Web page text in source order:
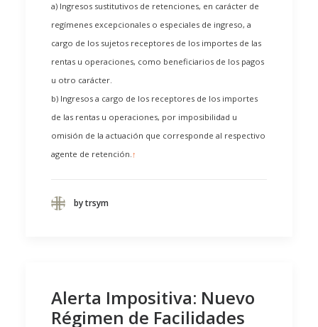
a) Ingresos sustitutivos de retenciones, en carácter de
regímenes excepcionales o especiales de ingreso, a
cargo de los sujetos receptores de los importes de las
rentas u operaciones, como beneficiarios de los pagos
u otro carácter.
b) Ingresos a cargo de los receptores de los importes
de las rentas u operaciones, por imposibilidad u
omisión de la actuación que corresponde al respectivo
agente de retención.↑
by trsym
Alerta Impositiva: Nuevo
Régimen de Facilidades